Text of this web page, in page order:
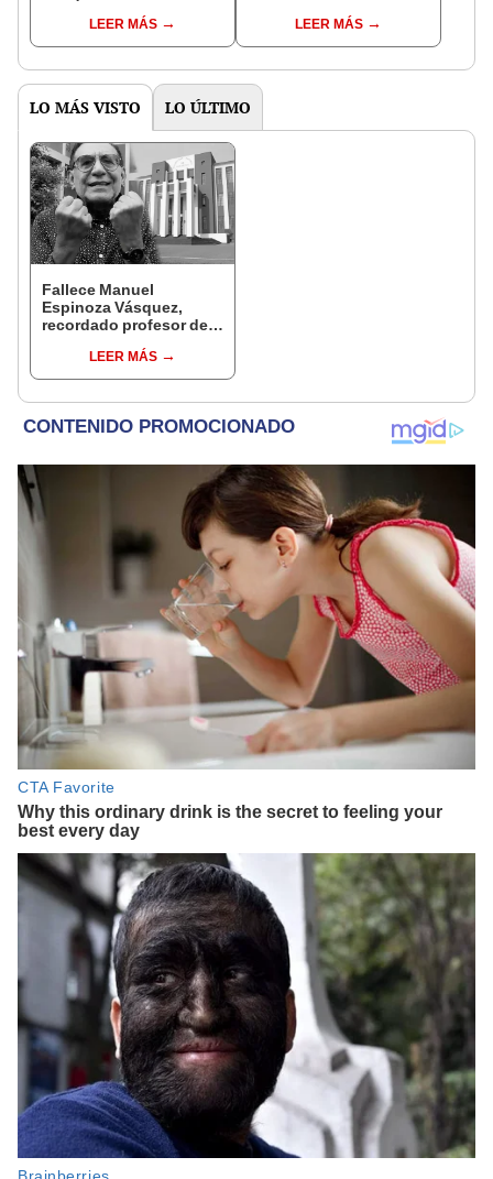
"Mi amor nació por la
gastronomía"
LEER MÁS
llegar a cobrar por 1.000
vistas
LEER MÁS
LO MÁS VISTO LO ÚLTIMO
Fallece Manuel
Espinoza Vásquez,
recordado profesor de
por su icónica forma de
enseñar
LEER MÁS